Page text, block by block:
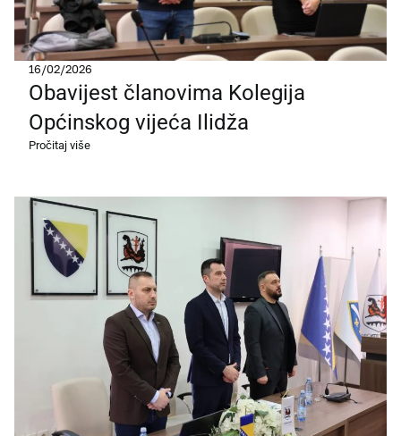
16/02/2026
Obavijest članovima Kolegija
Općinskog vijeća Ilidža
Pročitaj više